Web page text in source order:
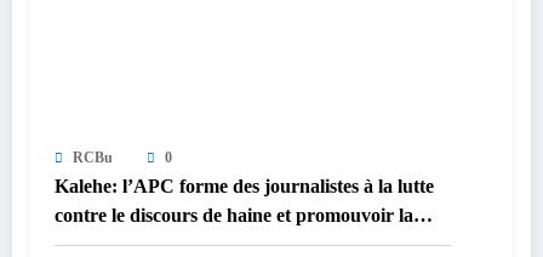
RCBu 0
Kalehe: l’APC forme des journalistes à la lutte
contre le discours de haine et promouvoir la
paix